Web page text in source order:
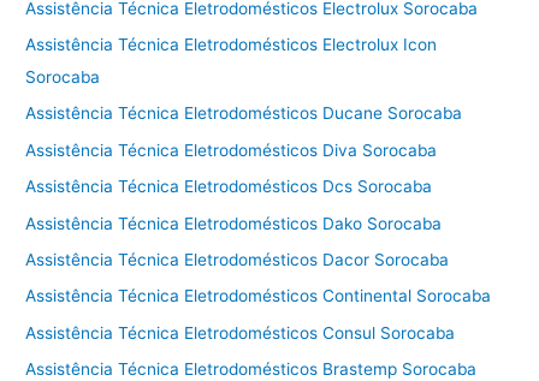
Assistência Técnica Eletrodomésticos Electrolux Sorocaba
Assistência Técnica Eletrodomésticos Electrolux Icon
Sorocaba
Assistência Técnica Eletrodomésticos Ducane Sorocaba
Assistência Técnica Eletrodomésticos Diva Sorocaba
Assistência Técnica Eletrodomésticos Dcs Sorocaba
Assistência Técnica Eletrodomésticos Dako Sorocaba
Assistência Técnica Eletrodomésticos Dacor Sorocaba
Assistência Técnica Eletrodomésticos Continental Sorocaba
Assistência Técnica Eletrodomésticos Consul Sorocaba
Assistência Técnica Eletrodomésticos Brastemp Sorocaba